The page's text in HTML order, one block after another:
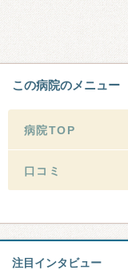
この病院のメニュー
病院TOP
口コミ
注目インタビュー